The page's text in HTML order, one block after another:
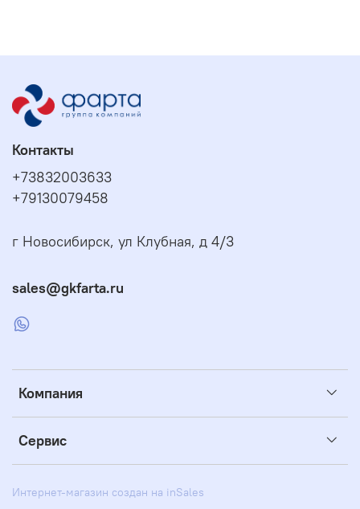
Компания
Сервис
Контакты
+73832003633
+79130079458
г Новосибирск, ул Клубная, д 4/3
sales@gkfarta.ru
Интернет-магазин создан на inSales